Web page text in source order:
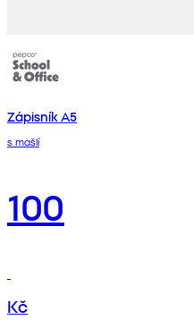
Zápisník A5
s mašlí
100
Kč